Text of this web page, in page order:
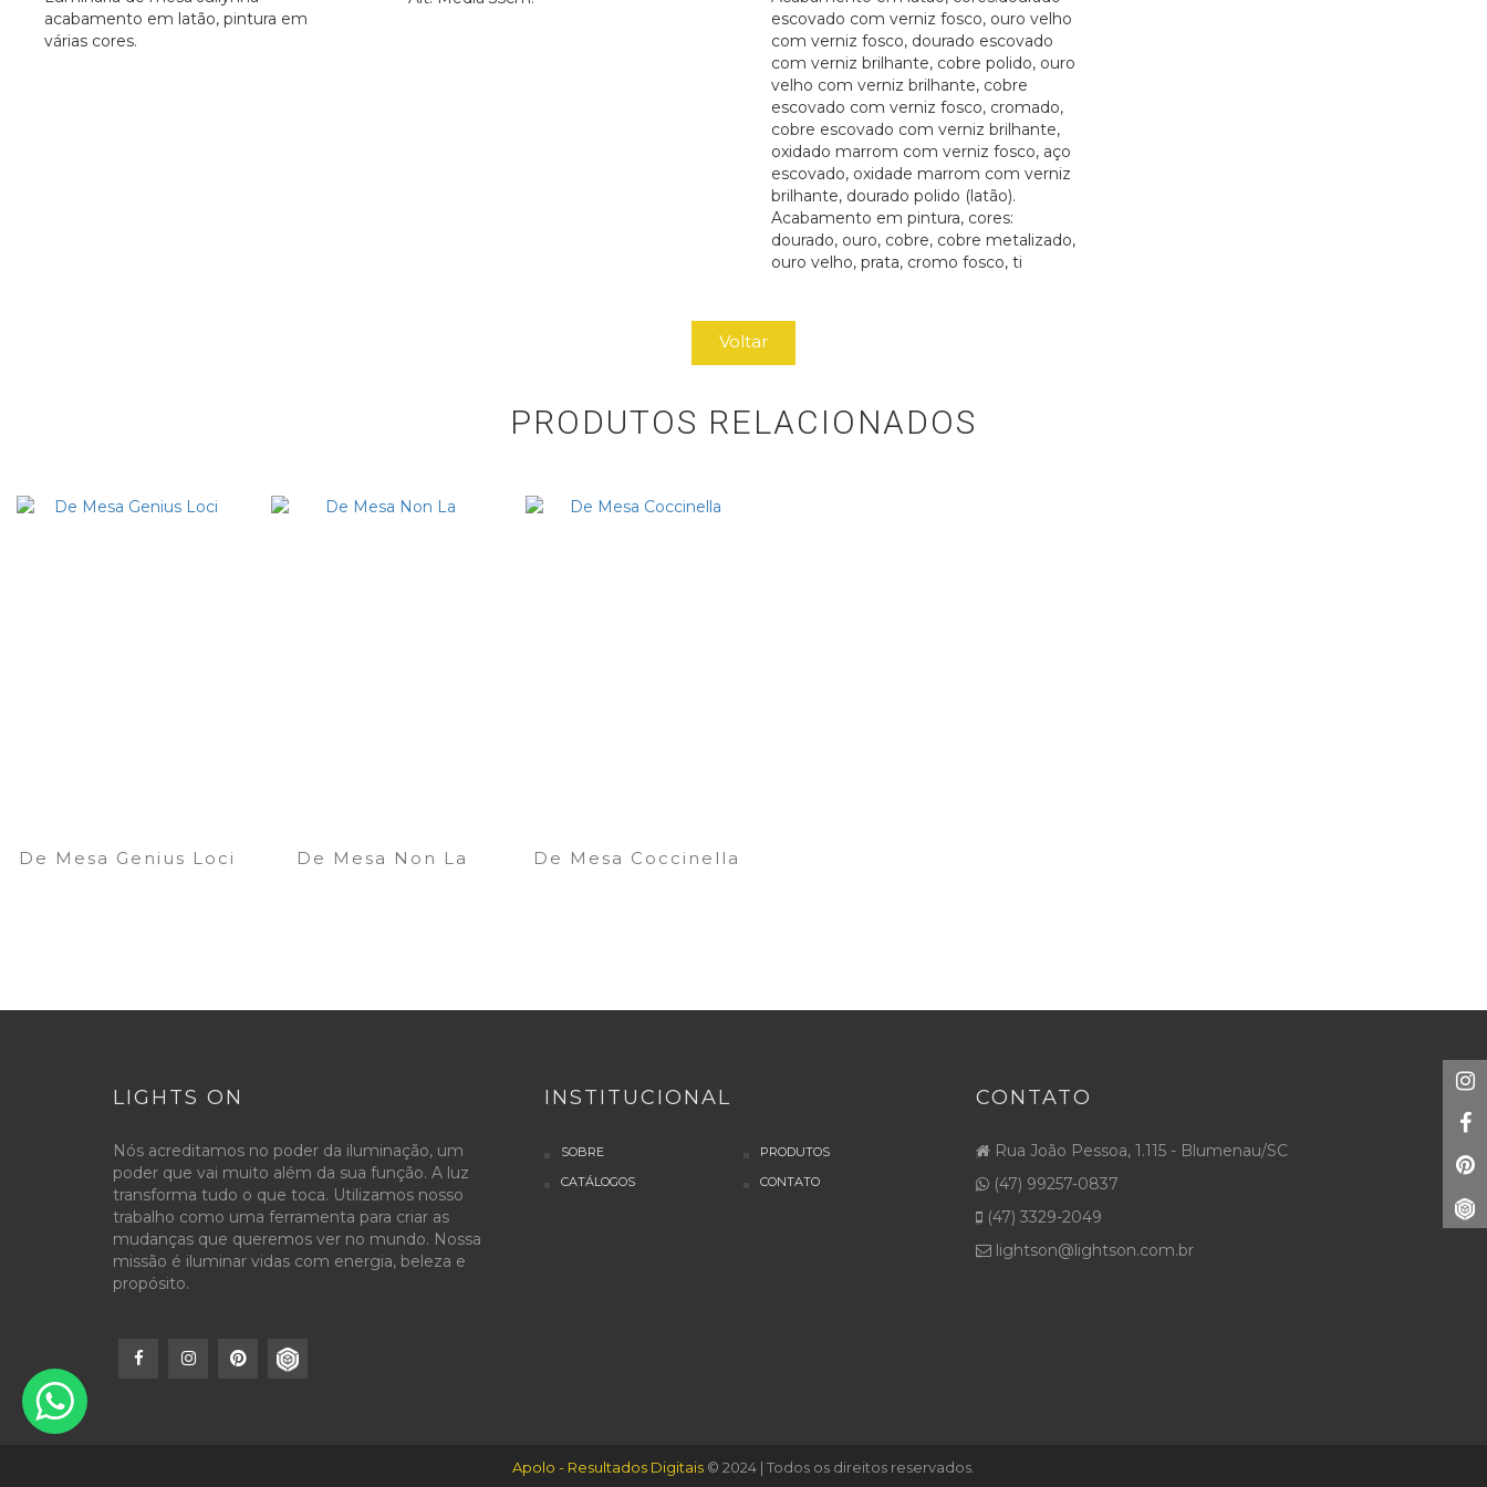
acabamento em latão, pintura em
várias cores.
escovado com verniz fosco, ouro velho
com verniz fosco, dourado escovado
com verniz brilhante, cobre polido, ouro
velho com verniz brilhante, cobre
escovado com verniz fosco, cromado,
cobre escovado com verniz brilhante,
oxidado marrom com verniz fosco, aço
escovado, oxidade marrom com verniz
brilhante, dourado polido (latão).
Acabamento em pintura, cores:
dourado, ouro, cobre, cobre metalizado,
ouro velho, prata, cromo fosco, ti
Voltar
PRODUTOS RELACIONADOS
De Mesa Genius Loci De Mesa Non La De Mesa Coccinella
LIGHTS ON
Nós acreditamos no poder da iluminação, um
poder que vai muito além da sua função. A luz
transforma tudo o que toca. Utilizamos nosso
trabalho como uma ferramenta para criar as
mudanças que queremos ver no mundo. Nossa
missão é iluminar vidas com energia, beleza e
propósito.
INSTITUCIONAL
SOBRE
PRODUTOS
CATÁLOGOS
CONTATO
CONTATO
Rua João Pessoa, 1.115 - Blumenau/SC
(47) 99257-0837
(47) 3329-2049
lightson@lightson.com.br
Apolo - Resultados Digitais © 2024 | Todos os direitos reservados.